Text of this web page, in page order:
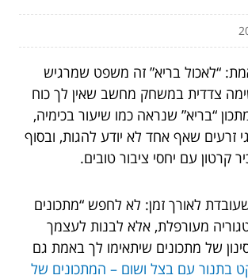
“לאכול בריא” זה משפט שמרגיש
צדדית במשחק מחשב שאין לך כוח
“בריא” שנראה כמו שיעור בכימיה,
זרעים שאף אחד לא יודע להגות, ובסוף
קרטון עם יחסי ציבור טובים.
לאורך זמן: לא לחפש “מתכונים
מעורפלת, אלא לבנות לעצמך
של מתכונים שיתאימו לך באמת גם
בתנור עם בצל ושום – המתכונים של